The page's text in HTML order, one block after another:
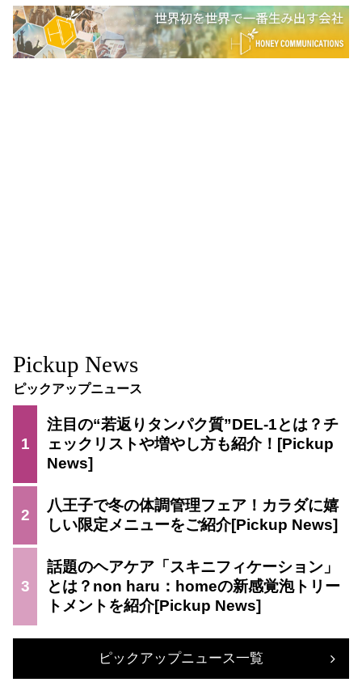
Pickup News
ピックアップニュース
1
注目の“若返りタンパク質”DEL-1とは？チ
ェックリストや増やし方も紹介！
2
八王子で冬の体調管理フェア！カラダに嬉
しい限定メニューをご紹介
3
話題のヘアケア「スキニフィケーション」
とは？non haru：homeの新感覚泡トリー
トメントを紹介
ピックアップニュース一覧